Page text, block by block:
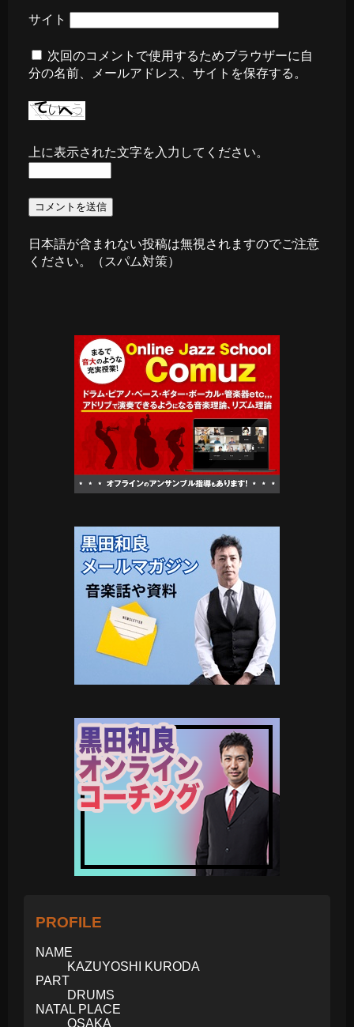
サイト
次回のコメントで使用するためブラウザーに自
分の名前、メールアドレス、サイトを保存する。
上に表示された文字を入力してください。
日本語が含まれない投稿は無視されますのでご注意
ください。（スパム対策）
PROFILE
NAME
KAZUYOSHI KURODA
PART
DRUMS
NATAL PLACE
OSAKA